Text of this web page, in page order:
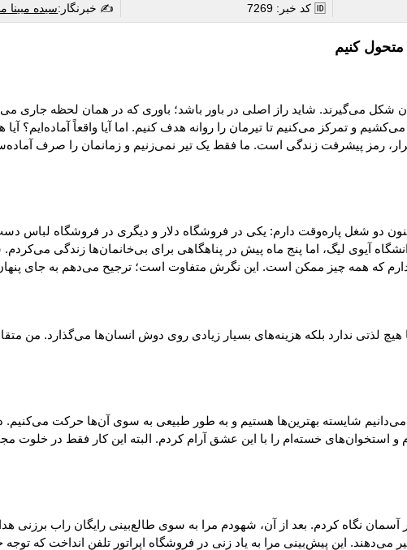
🆔 کد خبر: 7269 ✍️ خبرنگار:سیده مبینا
کنیم
شکل می‌گیرند. شاید راز اصلی در باور باشد؛ باوری که در همان لحظه جاری
و تمرکز می‌کنیم تا تیرمان را روانه هدف کنیم. اما آیا واقعاً
رمز پیشرفت زندگی است. ما فقط یک تیر نمی‌زنیم و زمانمان را صرف
شغل پاره‌وقت دارم: یکی در فروشگاه دلار و دیگری در فروشگاه لباس دست
آیوی لیگ، اما پنج ماه پیش در پناهگاهی برای بی‌خانمان‌ها زندگی
دارم که همه چیز ممکن است. این نگرش متفاوت است؛ ترجیح می‌دهم به جای
لذتی ندارد بلکه هزینه‌های بسیار زیادی روی دوش انسان‌ها می‌گذارد. من
شایسته بهترین‌ها هستیم و به طور طبیعی به سوی آن‌ها حرکت
و استخوان‌های خسته‌ام را با این عشق آرام کردم. البته این کار فقط در
نگاه کردم. بعد از آن، شهودم مرا به سوی طالع‌بینی رایگان راب برزنی
این پیش‌بینی مرا به یاد زنی در فروشگاه اپراتور تلفن انداخت که